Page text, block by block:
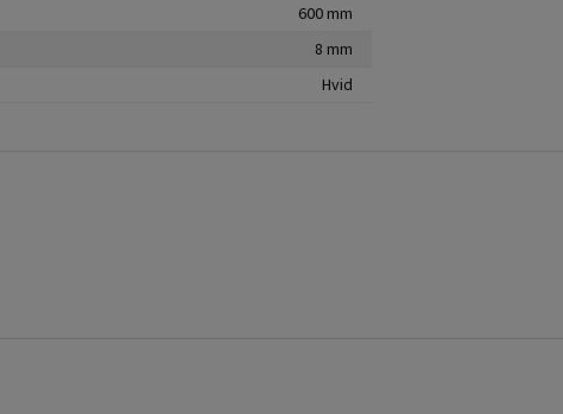
600 mm
8 mm
Hvid